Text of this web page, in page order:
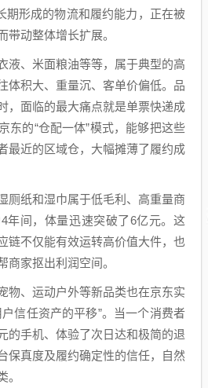
期形成的物流和履约能力，正在被
带动整体增长扩展。
液、米面粮油等等，属于典型的高
体积大、重量沉、客单价偏低。品
，面临的最大痛点就是单票快递成
东的“仓配一体”模式，能够把这些
最近的区域仓，大幅摊薄了履约成
厕纸和湿巾属于低毛利、高重量商
年间，体量迅速突破了6亿元。这
链不仅能有效运转高价值大件，也
商家抠出利润空间。
物、运动户外等新品类也在京东实
信任资产的平移”。当一个消费者
的手机、体验了次日达和极简的退
保真度及履约确定性的信任，自然
。